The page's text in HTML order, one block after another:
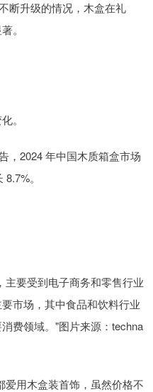
断升级的情况，木盒在礼
。
。
，2024 年中国木质箱盒市场
。
要受到电子商务和零售行业
市场，其中食品和饮料行业
费领域。"图片来源：techna
用木盒装首饰，虽然价格不